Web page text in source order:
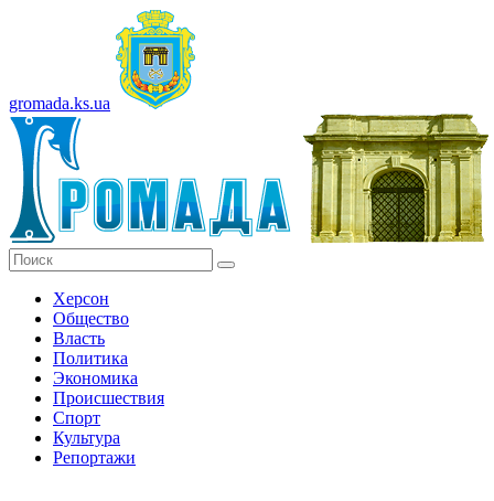
gromada.ks.ua
Херсон
Общество
Власть
Политика
Экономика
Происшествия
Спорт
Культура
Репортажи